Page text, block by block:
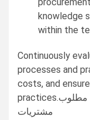
knowledge
within the
Continuously
processes and
costs, and
practices.مطلوب Procurement Officer / مسؤول
مشتريات